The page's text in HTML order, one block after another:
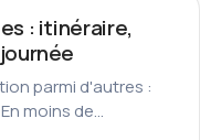
: itinéraire,
parmi d'autres :
moins de…